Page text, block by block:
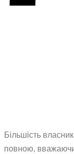
Більшість
повною,